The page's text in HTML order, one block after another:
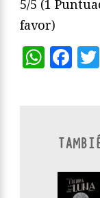
5/5 (1
favor)